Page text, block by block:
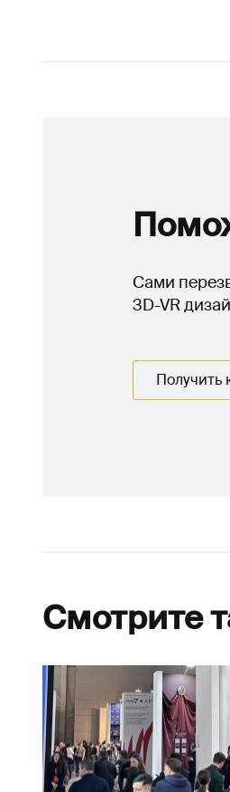
Сами
3D-VR
Получить
Смотрите